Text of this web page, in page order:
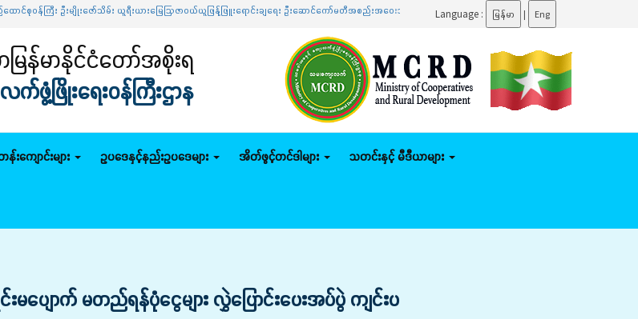
ြီး ဦးမျိုးဇော်သိမ်း ယူရီးယားမြေဩဇာဝယ်ယူဖြန့်ဖြူးရောင်းချရေး ဦးဆောင်ကော်မတီအစည်းအဝေးသို့ တက်ရောက် ပြည်ထောင်စုဝန်ကြီး ဦးမျိုးဇော်သိမ်း နေပြည်တော်ကေ
Language : မြန်မာ | Eng
ြန်မာနိုင်ငံတော်အစိုးရ
ဖွံ့ဖြိုးရေးဝန်ကြီးဌာန
းကျောင်းများ ဥပဒေနှင့်နည်းဥပဒေများ အိတ်ဖွင့်တင်ဒါများ သတင်းနှင့် မီဒီယာများ
ပျောက် မတည်ရန်ပုံငွေများ လွှဲပြောင်းပေးအပ်ပွဲ ကျင်းပ